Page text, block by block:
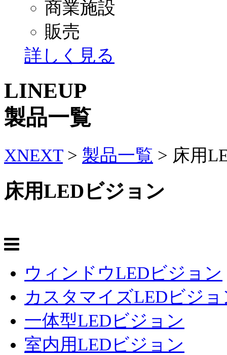
商業施設
販売
詳しく見る
LINEUP
製品一覧
XNEXT> 製品一覧 > 床用
床用LEDビジョン
ウィンドウLEDビジョン
カスタマイズLEDビジョ
一体型LEDビジョン
室内用LEDビジョン